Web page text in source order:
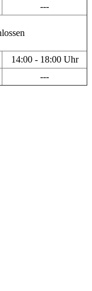
---
14:00 - 18:00 Uhr
---